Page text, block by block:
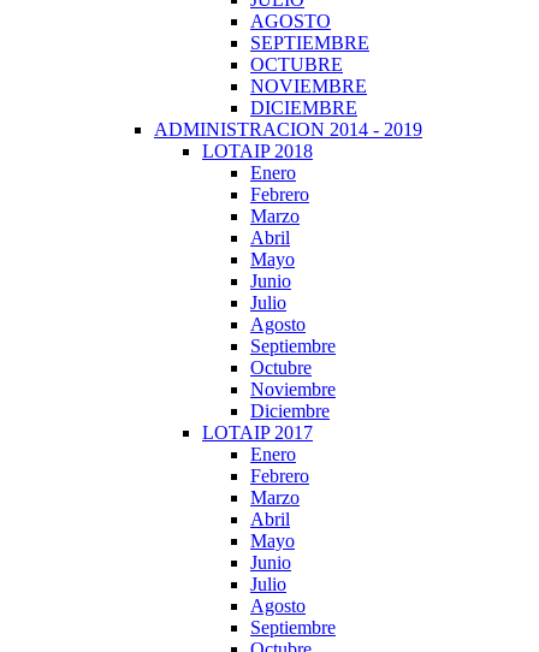
AGOSTO
SEPTIEMBRE
OCTUBRE
NOVIEMBRE
DICIEMBRE
ADMINISTRACION 2014 - 2019
LOTAIP 2018
Enero
Febrero
Marzo
Abril
Mayo
Junio
Julio
Agosto
Septiembre
Octubre
Noviembre
Diciembre
LOTAIP 2017
Enero
Febrero
Marzo
Abril
Mayo
Junio
Julio
Agosto
Septiembre